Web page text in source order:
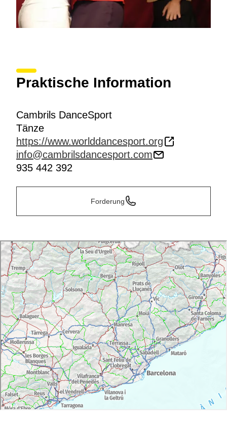
Praktische Information
Cambrils DanceSport
Tänze
https://www.worlddancesport.org
info@cambrilsdancesport.com
935 442 392
Forderung